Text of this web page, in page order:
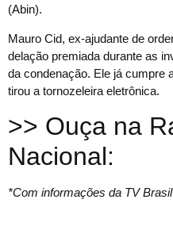
(Abin).
Mauro Cid, ex-ajudante de
delação premiada durante as
da condenação. Ele já cumpre
tirou a tornozeleira eletrônica.
>> Ouça na
Nacional:
*Com informações da TV